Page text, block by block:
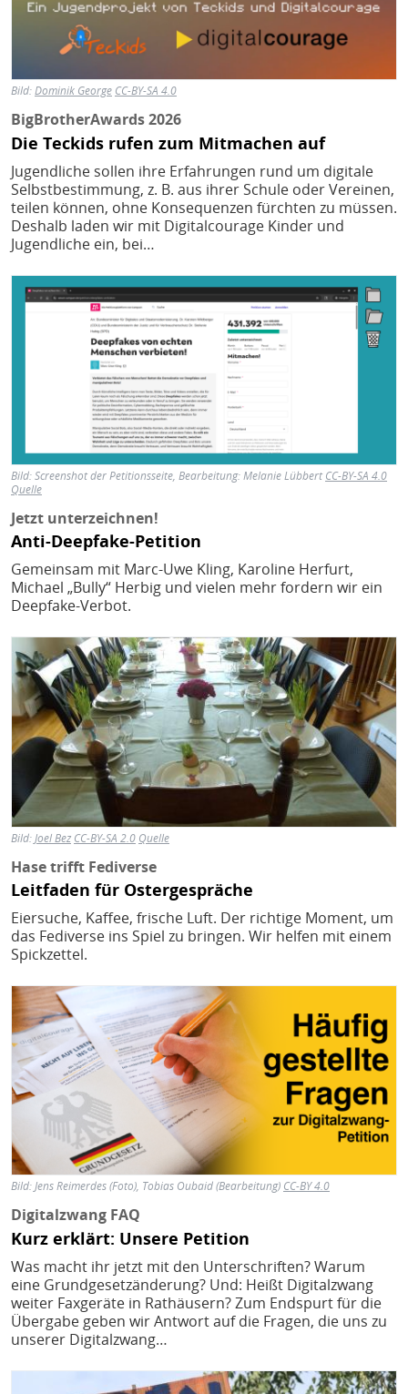
Bild:Dominik George CC-BY-SA 4.0
BigBrotherAwards 2026
Die Teckids rufen zum Mitmachen auf
Jugendliche sollen ihre Erfahrungen rund um digitale
Selbstbestimmung, z. B. aus ihrer Schule oder Vereinen,
teilen können, ohne Konsequenzen fürchten zu müssen.
Deshalb laden wir mit Digitalcourage Kinder und
Jugendliche ein, bei…
Bild
Bild:Screenshot der Petitionsseite, Bearbeitung: Melanie Lübbert CC-BY-SA 4.0
Quelle
Jetzt unterzeichnen!
Anti-Deepfake-Petition
Gemeinsam mit Marc-Uwe Kling, Karoline Herfurt,
Michael „Bully“ Herbig und vielen mehr fordern wir ein
Deepfake-Verbot.
Bild
Bild:Joel Bez CC-BY-SA 2.0 Quelle
Hase trifft Fediverse
Leitfaden für Ostergespräche
Eiersuche, Kaffee, frische Luft. Der richtige Moment, um
das Fediverse ins Spiel zu bringen. Wir helfen mit einem
Spickzettel.
Bild
Bild:Jens Reimerdes (Foto), Tobias Oubaid (Bearbeitung) CC-BY 4.0
Digitalzwang FAQ
Kurz erklärt: Unsere Petition
Was macht ihr jetzt mit den Unterschriften? Warum
eine Grundgesetzänderung? Und: Heißt Digitalzwang
weiter Faxgeräte in Rathäusern? Zum Endspurt für die
Übergabe geben wir Antwort auf die Fragen, die uns zu
unserer Digitalzwang…
Bild